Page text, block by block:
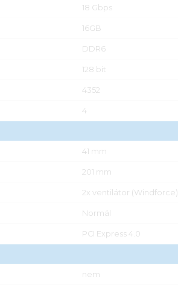
18 Gbps
16GB
DDR6
128 bit
4352
4
41 mm
201 mm
2x ventilátor (Windforce)
Normál
PCI Express 4.0
nem